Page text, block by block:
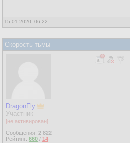
15.01.2020, 06:22
Скорость тьмы
DragonFly
Участник
[не активирован]
Сообщения: 2 822
Рейтинг: 660 / 14